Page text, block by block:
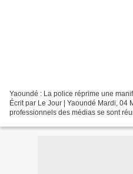
Yaoundé : La police réprime une
Écrit par Le Jour | Yaoundé Mardi, 04
professionnels des médias se sont